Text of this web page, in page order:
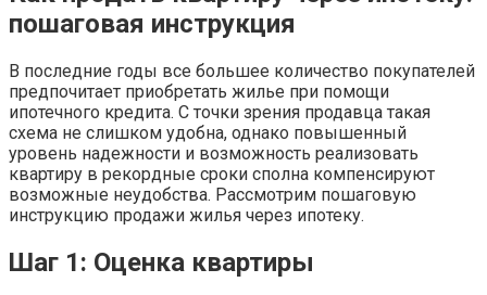
пошаговая инструкция
В последние годы все большее количество покупателей
предпочитает приобретать жилье при помощи
ипотечного кредита. С точки зрения продавца такая
схема не слишком удобна, однако повышенный
уровень надежности и возможность реализовать
квартиру в рекордные сроки сполна компенсируют
возможные неудобства. Рассмотрим пошаговую
инструкцию продажи жилья через ипотеку.
Шаг 1: Оценка квартиры